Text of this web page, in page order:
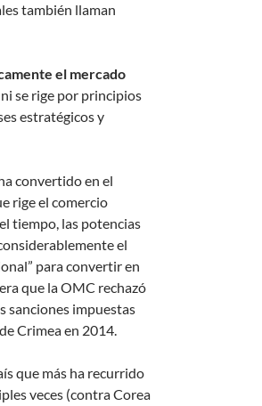
también llaman
el mercado
se rige por principios
estratégicos y
convertido en el
rige el comercio
tiempo, las potencias
el
para convertir en
que la OMC rechazó
sanciones impuestas
Crimea en 2014.
que más ha recurrido
veces (contra Corea